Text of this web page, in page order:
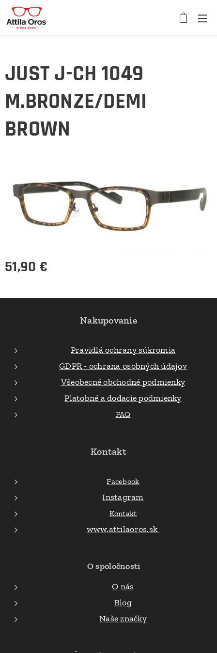
JUST J-CH 1049
M.BRONZE/DEMI
BROWN
51,90 €
Nakupovanie
Pravidlá ochrany súkromia
GDPR - ochrana osobných údajov
Všeobecné obchodné podmienky
Platobné a dodacie podmienky
FAQ
Kontakt
Facebook
Instagram
Kontakt
www.attilaoros.sk
O spoločnosti
O nás
Blog
Naše značky